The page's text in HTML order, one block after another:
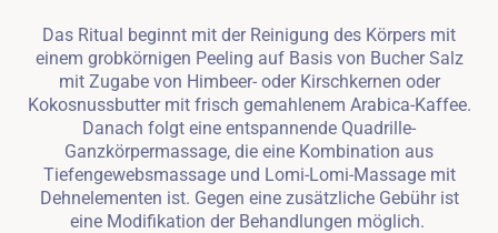
Das Ritual beginnt mit der Reinigung des Körpers mit
einem grobkörnigen Peeling auf Basis von Bucher Salz
mit Zugabe von Himbeer- oder Kirschkernen oder
Kokosnussbutter mit frisch gemahlenem Arabica-Kaffee.
Danach folgt eine entspannende Quadrille-
Ganzkörpermassage, die eine Kombination aus
Tiefengewebsmassage und Lomi-Lomi-Massage mit
Dehnelementen ist. Gegen eine zusätzliche Gebühr ist
eine Modifikation der Behandlungen möglich.